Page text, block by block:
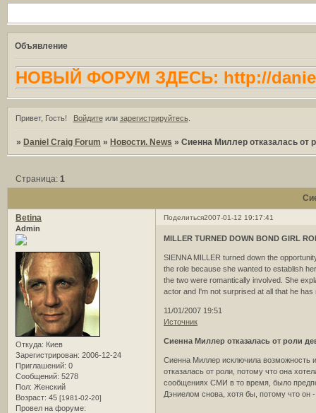
Объявление
НОВЫЙ ФОРУМ ЗДЕСЬ: http://
Привет, Гость! Войдитеили зарегистрируйтесь.
»Daniel Craig Forum »Новости. News »Сиенна Миллер отказалась от
Страница:1
Поделиться2007-01-12 19:17:41
Betina
Admin
Откуда: Киев
Зарегистрирован: 2006-12-24
Приглашений: 0
Сообщений: 5278
Пол: Женский
Возраст: 45 [1981-02-20]
Провел на форуме:
MILLER TURNED DOWN BOND GIRL
SIENNA MILLER turned down the
the role because she wanted to establish
the two were romantically involved. She
actor and I'm not surprised at all that he
11/01/2007 19:51
Источник
Сиенна Миллер отказалась от роли
Сиенна Миллер исключила возможность
отказалась от роли, потому что она
сообщениях СМИ в то время, было
Дэниелом снова, хотя бы, потому что он